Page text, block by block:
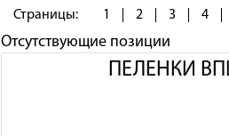
Страницы: 1 2 3 4
Отсутствующие позиции
ПЕЛЕНКИ